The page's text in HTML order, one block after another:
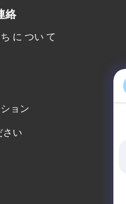
絡
に つい て
ョン
さい